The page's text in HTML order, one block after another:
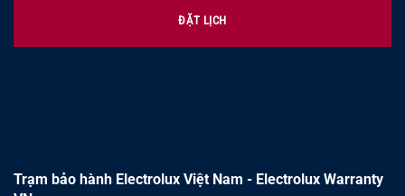
ĐẶT LỊCH
Trạm bảo hành Electrolux Việt Nam - Electrolux Warranty